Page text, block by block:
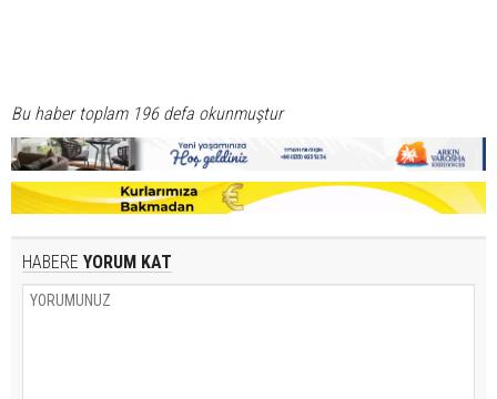
Bu haber toplam 196 defa okunmuştur
HABERE YORUM KAT